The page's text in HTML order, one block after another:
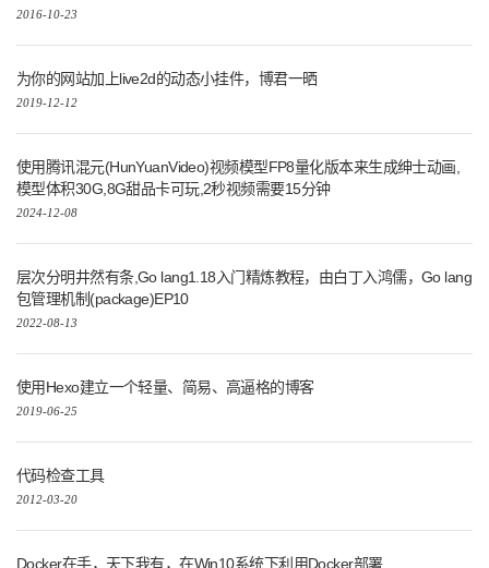
2016-10-23
为你的网站加上live2d的动态小挂件，博君一晒
2019-12-12
使用腾讯混元(HunYuanVideo)视频模型FP8量化版本来生成绅士动画,
模型体积30G,8G甜品卡可玩,2秒视频需要15分钟
2024-12-08
层次分明井然有条,Go lang1.18入门精炼教程，由白丁入鸿儒，Go lang
包管理机制(package)EP10
2022-08-13
使用Hexo建立一个轻量、简易、高逼格的博客
2019-06-25
代码检查工具
2012-03-20
Docker在手，天下我有，在Win10系统下利用Docker部署